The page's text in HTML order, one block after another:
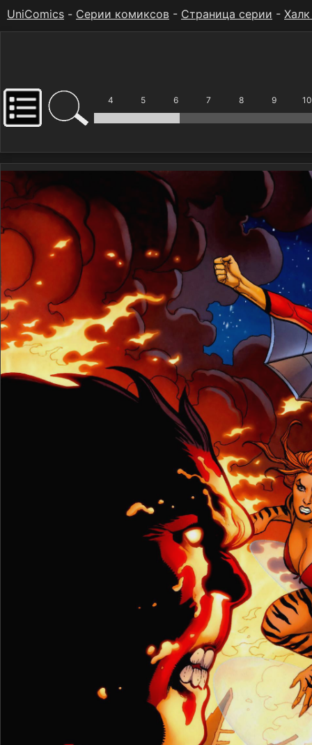
UniComics - Серии комиксов - Страница серии -
4 5 6 7 8 9 10